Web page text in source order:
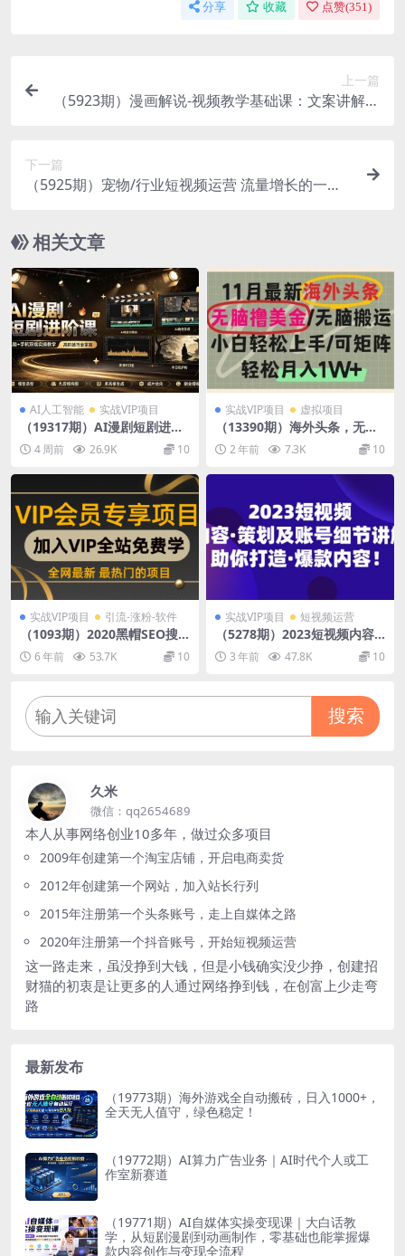
分享 收藏 点赞(351 )
上一篇
（5923期）漫画解说-视频教学基础课：文案讲解/A
下一篇
（5925期）宠物/行业短视频运营 流量增长的一层
相关文章
AI人工智能 实战VIP项目
（19317期）AI漫剧短剧进阶
课｜电脑+手机双端实操教学
｜影视剧对口型人物吃瓜×解
压末日庇护所全程讲解，高阶
4 周前 26.9K 10
实战VIP项目 虚拟项目
（13390期）海外头条，无脑
搬运撸美金，小白轻松上手，
可矩阵操作，轻松月入1W+
2 年前 7.3K 10
实战VIP项目 引流-涨粉-软件
（1093期）2020黑帽SEO搜
索引擎快速排名优化操作教
程，新手也能学【价值万元】
6 年前 53.7K 10
实战VIP项目 短视频运营
（5278期）2023短视频内容·
策划及账号细节讲解，助你打
造·爆款内容！
3 年前 47.8K 10
搜索
久米
微信：qq2654689
本人从事网络创业10多年，做过众多项目
2009年创建第一个淘宝店铺，开启电商卖货
2012年创建第一个网站，加入站长行列
2015年注册第一个头条账号，走上自媒体之路
2020年注册第一个抖音账号，开始短视频运营
这一路走来，虽没挣到大钱，但是小钱确实没少挣，创建招
财猫的初衷是让更多的人通过网络挣到钱，在创富上少走弯
路
最新发布
（19773期）海外游戏全自动搬砖，日入1000+，
全天无人值守，绿色稳定！
（19772期）AI算力广告业务｜AI时代个人或工
作室新赛道
（19771期）AI自媒体实操变现课｜大白话教
学，从短剧漫剧到动画制作，零基础也能掌握爆
款内容创作与变现全流程